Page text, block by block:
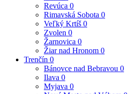
Revúca 0
Rimavská Sobota 0
Veľký Krtíš 0
Zvolen 0
Žarnovica 0
Žiar nad Hronom 0
Trenčín 0
Bánovce nad Bebravou 0
Ilava 0
Myjava 0